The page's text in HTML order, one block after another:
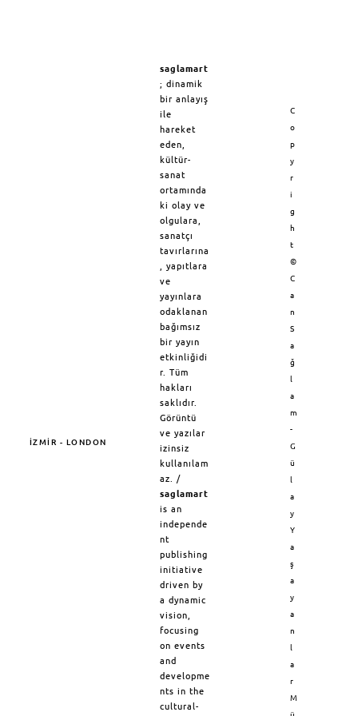
İZMİR - LONDON
saglamart
; dinamik
bir anlayış
ile
hareket
eden,
kültür-
sanat
ortamında
ki olay ve
olgulara,
sanatçı
tavırlarına
, yapıtlara
ve
yayınlara
odaklanan
bağımsız
bir yayın
etkinliğidi
r. Tüm
hakları
saklıdır.
Görüntü
ve yazılar
izinsiz
kullanılam
az. /
saglamart
is an
independe
nt
publishing
initiative
driven by
a dynamic
vision,
focusing
on events
and
developme
nts in the
cultural-
C
o
p
y
r
i
g
h
t
©
C
a
n
S
a
ğ
l
a
m
-
G
ü
l
a
y
Y
a
ş
a
y
a
n
l
a
r
M